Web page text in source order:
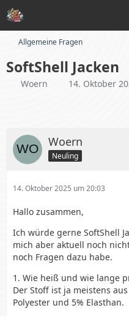
Allgemeine Fragen
SoftShell Jacken
Woern 14. Oktober
Woern
Neuling
14. Oktober 2025 um 20:03
Hallo zusammen,
Ich würde gerne SoftShell
mich aber aktuell noch
noch Fragen dazu habe.
1. Wie heiß und wie lange
Der Stoff ist ja meistens
Polyester und 5% Elasthan.